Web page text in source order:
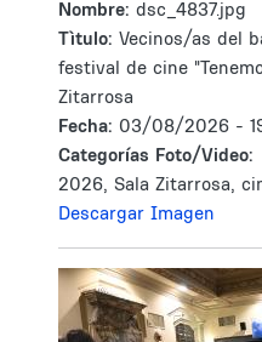
Nombre: dsc_4837.jpg
Tìtulo: Vecinos/as del
festival de cine
Zitarrosa
Fecha: 03/08/2026 -
Categorías Foto/Video:
2026, Sala Zitarrosa,
Descargar Imagen